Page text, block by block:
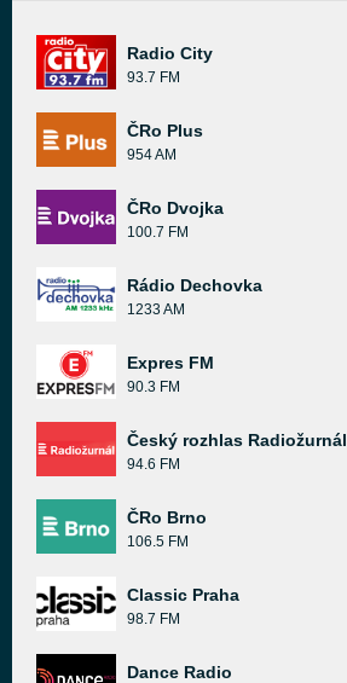
Radio City
93.7 FM
ČRo Plus
954 AM
ČRo Dvojka
100.7 FM
Rádio Dechovka
1233 AM
Expres FM
90.3 FM
Český rozhlas Radiožurnál
94.6 FM
ČRo Brno
106.5 FM
Classic Praha
98.7 FM
Dance Radio